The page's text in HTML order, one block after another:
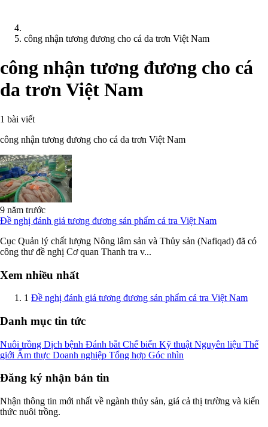
công nhận tương đương cho cá da trơn Việt Nam
công nhận tương đương cho cá
da trơn Việt Nam
1 bài viết
công nhận tương đương cho cá da trơn Việt Nam
9 năm trước
Đề nghị đánh giá tương đương sản phẩm cá tra Việt Nam
Cục Quản lý chất lượng Nông lâm sản và Thủy sản (Nafiqad) đã có
công thư đề nghị Cơ quan Thanh tra v...
Xem nhiều nhất
1 Đề nghị đánh giá tương đương sản phẩm cá tra Việt Nam
Danh mục tin tức
Nuôi trồng Dịch bệnh Đánh bắt Chế biến Kỹ thuật Nguyên liệu Thế
giới Ẩm thực Doanh nghiệp Tổng hợp Góc nhìn
Đăng ký nhận bản tin
Nhận thông tin mới nhất về ngành thủy sản, giá cả thị trường và kiến
thức nuôi trồng.